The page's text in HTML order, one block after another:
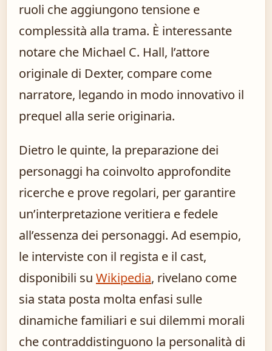
ruoli che aggiungono tensione e
complessità alla trama. È interessante
notare che Michael C. Hall, l’attore
originale di Dexter, compare come
narratore, legando in modo innovativo il
prequel alla serie originaria.
Dietro le quinte, la preparazione dei
personaggi ha coinvolto approfondite
ricerche e prove regolari, per garantire
un’interpretazione veritiera e fedele
all’essenza dei personaggi. Ad esempio,
le interviste con il regista e il cast,
disponibili su Wikipedia, rivelano come
sia stata posta molta enfasi sulle
dinamiche familiari e sui dilemmi morali
che contraddistinguono la personalità di